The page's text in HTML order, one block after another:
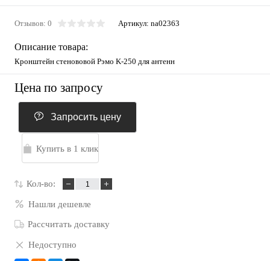
Отзывов: 0 Артикул: na02363
Описание товара:
Кронштейн стенововой Рэмо K-250 для антенн
Цена по запросу
Запросить цену
Купить в 1 клик
Кол-во:
Нашли дешевле
Рассчитать доставку
Недоступно